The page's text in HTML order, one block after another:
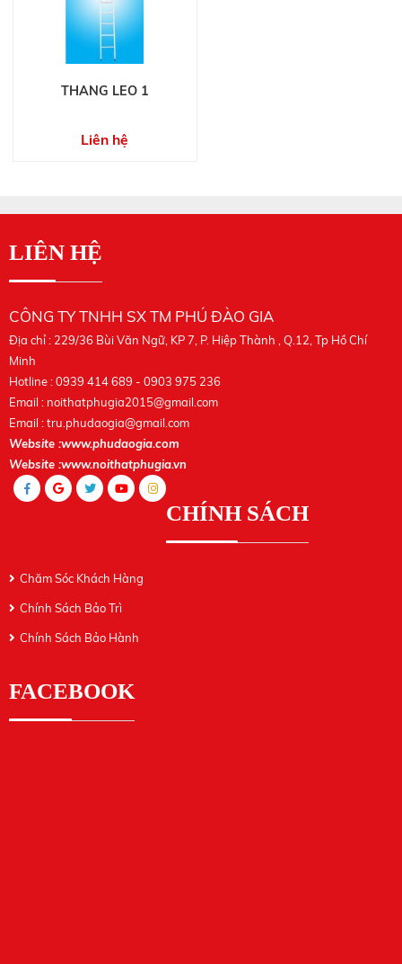
THANG LEO 1
Liên hệ
LIÊN HỆ
CÔNG TY TNHH SX TM PHÚ ĐÀO GIA
Địa chỉ : 229/36 Bùi Văn Ngữ, KP 7, P. Hiệp Thành , Q.12, Tp Hồ Chí
Minh
Hotline : 0939 414 689 - 0903 975 236
Email : noithatphugia2015@gmail.com
Email :tru.phudaogia@gmail.com
Website :www.phudaogia.com
Website :www.noithatphugia.vn
CHÍNH SÁCH
Chăm Sóc Khách Hàng
Chính Sách Bảo Trì
Chính Sách Bảo Hành
FACEBOOK